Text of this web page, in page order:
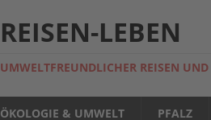
REISEN-LEBEN
UMWELTFREUNDLICHER REISEN UND
ÖKOLOGIE & UMWELT PFALZ